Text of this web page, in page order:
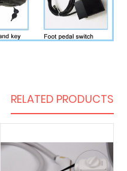
RELATED PRODUCTS